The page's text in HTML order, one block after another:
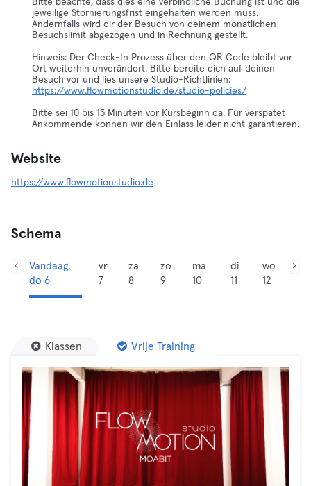
Bitte beachte, dass dies eine verbindliche Buchung ist und die
jeweilige Stornierungsfrist eingehalten werden muss.
Andernfalls wird dir der Besuch von deinem monatlichen
Besuchslimit abgezogen und in Rechnung gestellt.
Hinweis: Der Check-In Prozess über den QR Code bleibt vor
Ort weiterhin unverändert. Bitte bereite dich auf deinen
Besuch vor und lies unsere Studio-Richtlinien:
https://www.flowmotionstudio.de/studio-policies/
Bitte sei 10 bis 15 Minuten vor Kursbeginn da. Für verspätet
Ankommende können wir den Einlass leider nicht garantieren.
Website
https://www.flowmotionstudio.de
Schema
Vandaag,
do 6
vr
7
za
8
zo
9
ma
10
di
11
wo
12
Klassen Vrije Training